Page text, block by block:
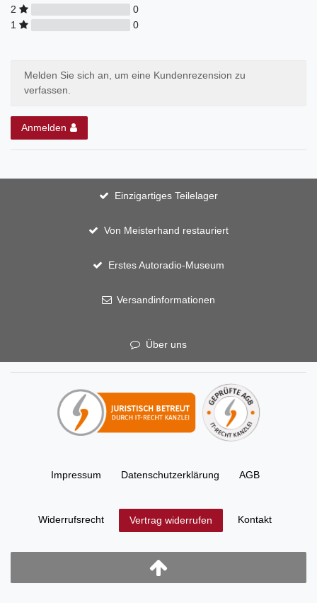
2
0
1
0
Melden Sie sich an, um eine Kundenrezension zu
verfassen.
Anmelden
Einzigartiges Teilelager
Von Meisterhand restauriert
Erstes Autoradio-Museum
Versandinformationen
Über uns
Impressum Daten­schutz­erklärung AGB
Widerrufs­recht Vertrag widerrufen Kontakt